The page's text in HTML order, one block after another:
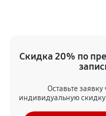
Замена тормозной
Замена Wi-Fi МФУ
Скидка 20% по
Оставьте
индивидуальную скидку